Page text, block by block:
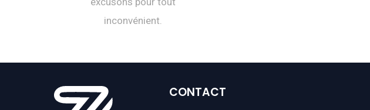
inconvénient.
CONTACT